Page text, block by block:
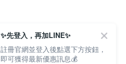
✨先登入，再加LINE✨
註冊官網並登入後點選下方按鈕，
即可獲得最新優惠訊息💰